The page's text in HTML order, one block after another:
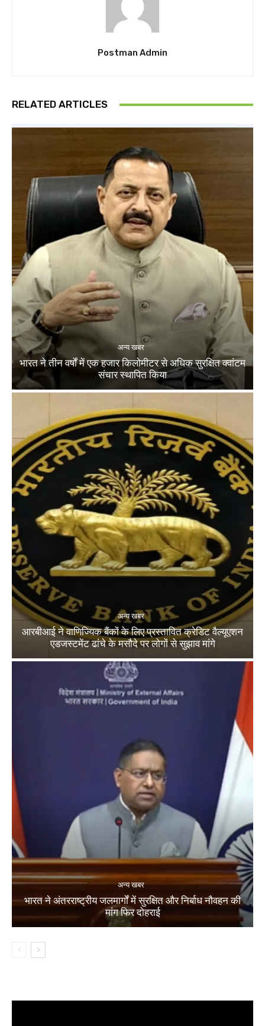
Postman Admin
RELATED ARTICLES
अन्य खबर
भारत ने तीन वर्षों में एक हजार किलोमीटर से अधिक सुरक्षित क्वांटम
संचार स्थापित किया
अन्य खबर
आरबीआई ने वाणिज्यिक बैंकों के लिए प्रस्तावित क्रेडिट वैल्यूएशन
एडजस्टमेंट ढांचे के मसौदे पर लोगों से सुझाव मांगे
अन्य खबर
भारत ने अंतरराष्ट्रीय जलमार्गों में सुरक्षित और निर्बाध नौवहन की
मांग फिर दोहराई